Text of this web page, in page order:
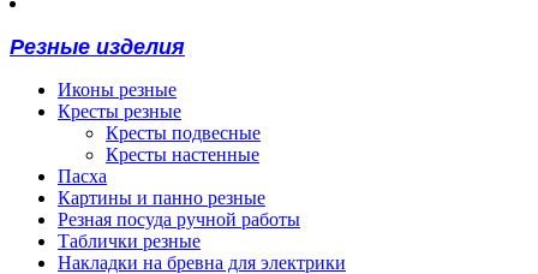
Резные изделия
Иконы резные
Кресты резные
Кресты подвесные
Кресты настенные
Пасха
Картины и панно резные
Резная посуда ручной работы
Таблички резные
Накладки на бревна для электрики